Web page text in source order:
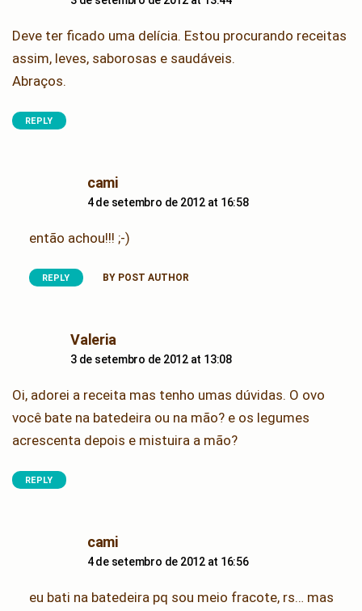
Deve ter ficado uma delícia. Estou procurando receitas
assim, leves, saborosas e saudáveis.
Abraços.
REPLY
camisays:
4 de setembro de 2012 at 16:58
então achou!!! ;-)
REPLY BY POST AUTHOR
Valeriasays:
3 de setembro de 2012 at 13:08
Oi, adorei a receita mas tenho umas dúvidas. O ovo
você bate na batedeira ou na mão? e os legumes
acrescenta depois e mistuira a mão?
REPLY
camisays:
4 de setembro de 2012 at 16:56
eu bati na batedeira pq sou meio fracote, rs… mas